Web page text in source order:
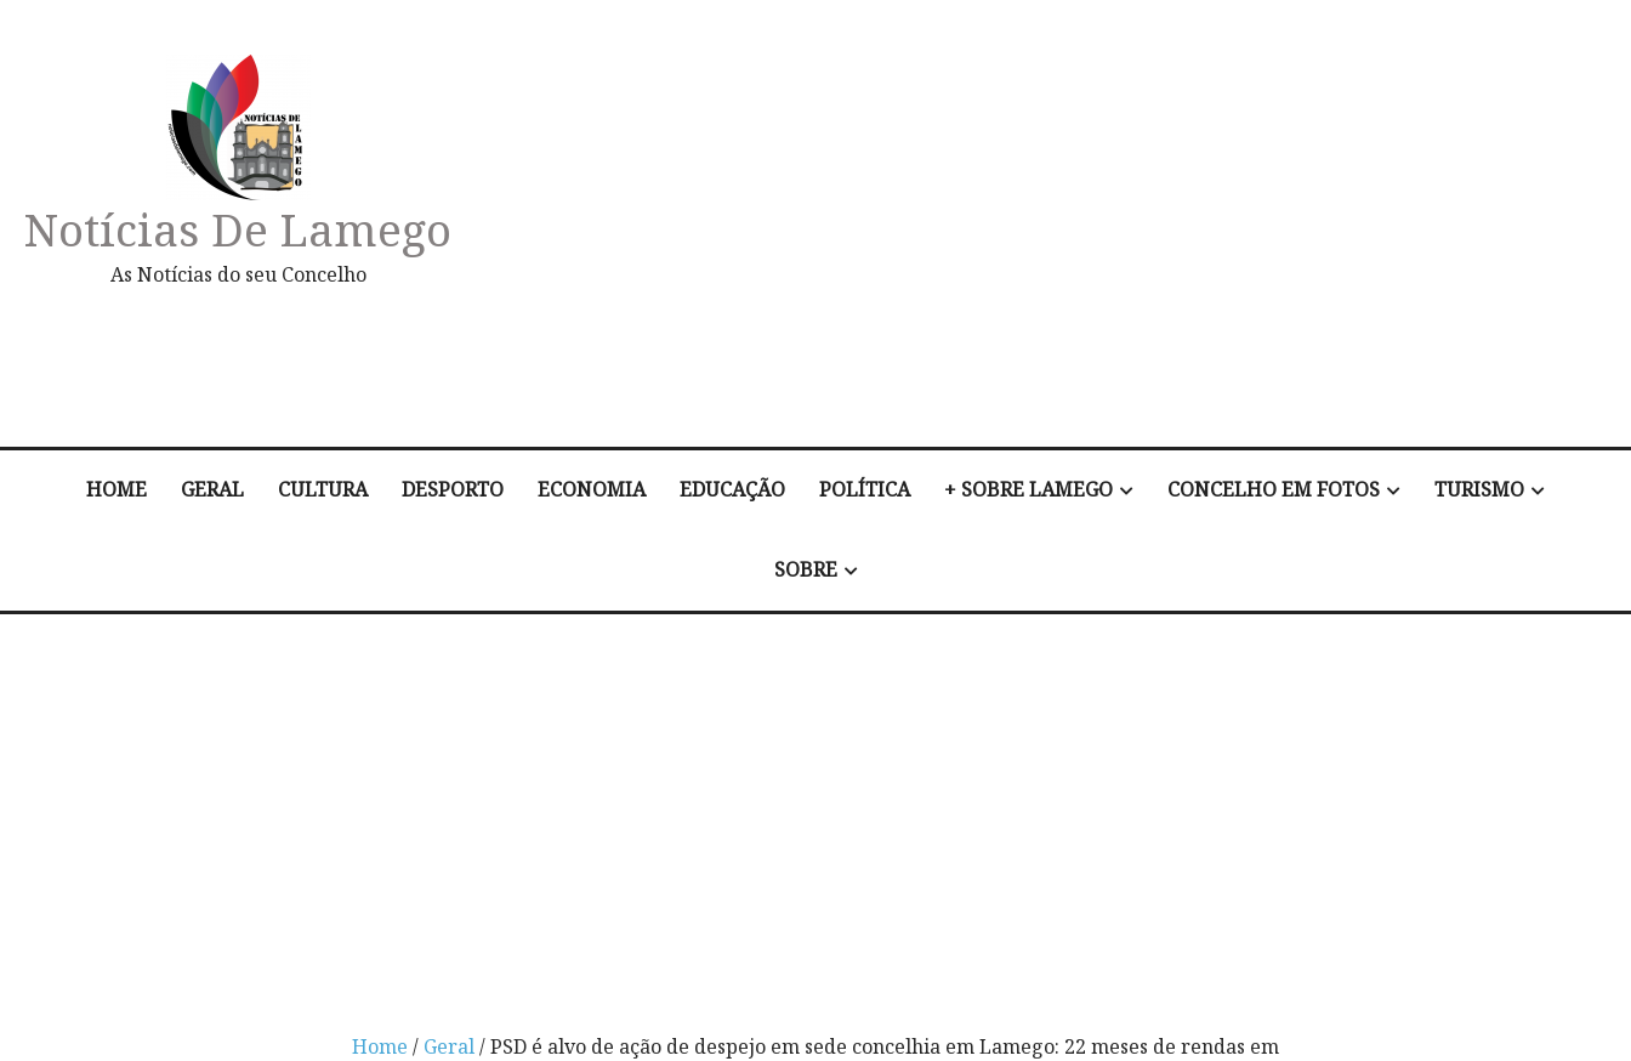
Notícias De Lamego
As Notícias do seu Concelho
HOME GERAL CULTURA DESPORTO ECONOMIA EDUCAÇÃO POLÍTICA + SOBRE LAMEGO CONCELHO EM FOTOS TURISMO
SOBRE
Home / Geral/ PSD é alvo de ação de despejo em sede concelhia em Lamego: 22 meses de rendas em